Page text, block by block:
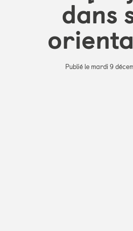
dans
Publié le mardi 9